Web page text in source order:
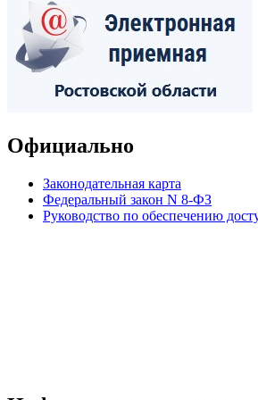
Официально
Законодательная карта
Федеральный закон N 8-ФЗ
Руководство по обеспечению